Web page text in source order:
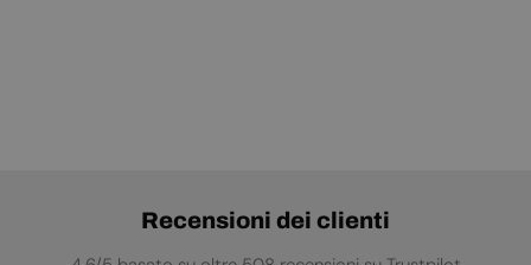
Recensioni dei clienti